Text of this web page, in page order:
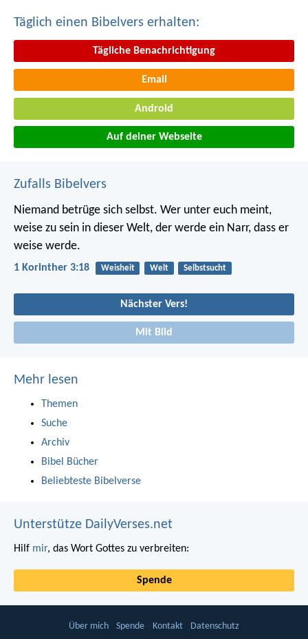
Täglich einen Bibelvers erhalten:
Tägliche Benachrichtigung
Email
Android
Auf deiner Webseite
Zufalls Bibelvers
Niemand betrüge sich selbst. Wer unter euch meint,
weise zu sein in dieser Welt, der werde ein Narr, dass er
weise werde.
1 Korinther 3:18 Weisheit Welt Selbstsucht
Nächster Vers!
Mit Bild
Mehr lesen
Themen
Suche
Archiv
Bibel Bücher
Beliebteste Bibelverse
Unterstütze DailyVerses.net
Hilf mir, das Wort Gottes zu verbreiten:
Spende
Über mich Spende Kontakt Datenschutz